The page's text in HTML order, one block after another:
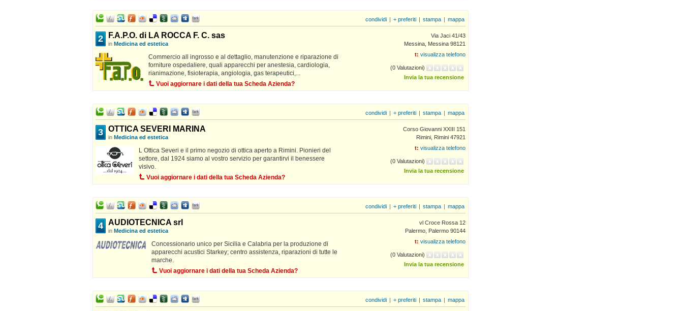
condividi + preferiti stampa mappa
2 F.A.P.O. di LA ROCCA F. C. sas
in Medicina ed estetica
Commercio all ingrosso e al dettaglio, manutenzione e riparazione di
forniture ospedaliere, quali apparecchi per anestesia, cardiologia,
rianimazione, fisioterapia, angiologia, gas terapeutici,...
Vuoi aggiornare i dati della tua Scheda Azienda?
Via Jaci 41/43
Messina, Messina 98121
t: visualizza telefono
(0 Valutazioni)
Invia la tua recensione
condividi + preferiti stampa mappa
3 OTTICA SEVERI MARINA
in Medicina ed estetica
L Ottica Severi e il primo negozio di ottica aperto a Rimini. Pionieri del
settore, dal 1924 siamo al vostro servizio per garantirvi il benessere
visivo.
Vuoi aggiornare i dati della tua Scheda Azienda?
Corso Giovanni XXIII 151
Rimini, Rimini 47921
t: visualizza telefono
(0 Valutazioni)
Invia la tua recensione
condividi + preferiti stampa mappa
4 AUDIOTECNICA srl
in Medicina ed estetica
Concessionario unico per Sicilia e Calabria per la produzione di
apparecchi acustici Starkey; centro assistenza, riparazioni di tutte le
marche.
Vuoi aggiornare i dati della tua Scheda Azienda?
vl Croce Rossa 12
Palermo, Palermo 90144
t: visualizza telefono
(0 Valutazioni)
Invia la tua recensione
condividi + preferiti stampa mappa